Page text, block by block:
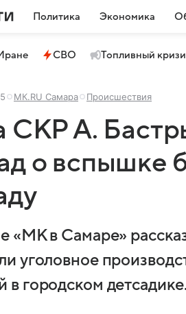
Политика Экономика
СВО Топливный
МК.RU Самара Происшествия
СКР А.
о вспышке
«МК в Самаре»
уголовное
городском